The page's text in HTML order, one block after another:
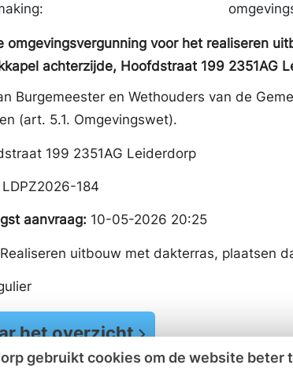
gebruikt cookies om de website beter
omgevingsvergunning voor het realiseren
achterzijde, Hoofdstraat 199 2351AG
Burgemeester en Wethouders van de
(art. 5.1. Omgevingswet).
199 2351AG Leiderdorp
LDPZ2026-184
aanvraag: 10-05-2026 20:25
Realiseren uitbouw met dakterras, plaatsen
het overzicht